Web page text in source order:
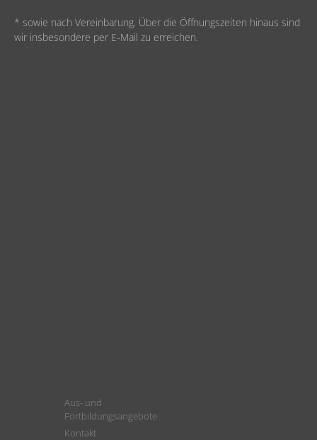
* sowie nach Vereinbarung. Über die Öffnungszeiten hinaus sind
wir insbesondere per E-Mail zu erreichen.
Aus- und
Fortbildungsangebote
Kontakt